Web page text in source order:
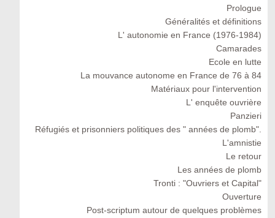
Prologue
Généralités et définitions
L' autonomie en France (1976-1984)
Camarades
Ecole en lutte
La mouvance autonome en France de 76 à 84
Matériaux pour l'intervention
L' enquête ouvrière
Panzieri
Réfugiés et prisonniers politiques des " années de plomb".
L'amnistie
Le retour
Les années de plomb
Tronti : "Ouvriers et Capital"
Ouverture
Post-scriptum autour de quelques problèmes